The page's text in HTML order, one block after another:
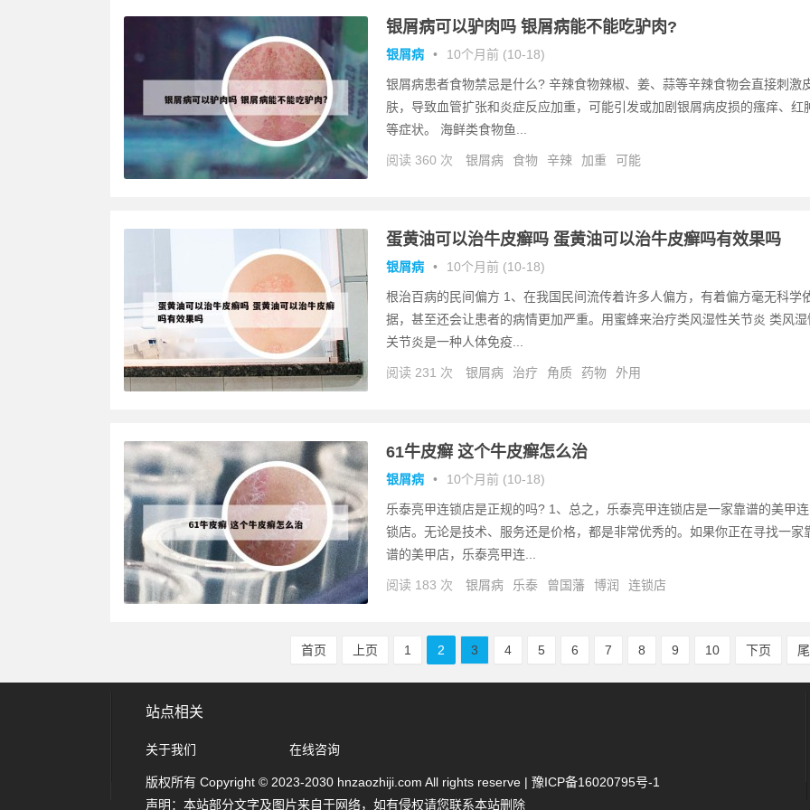
银屑病可以驴肉吗 银屑病能不能吃驴肉?
银屑病 • 10个月前 (10-18)
银屑病患者食物禁忌是什么? 辛辣食物辣椒、姜、蒜等辛辣食物会直接刺激
肤，导致血管扩张和炎症反应加重，可能引发或加剧银屑病皮损的瘙痒、红
等症状。 海鲜类食物鱼...
阅读 360 次 银屑病 食物 辛辣 加重 可能
蛋黄油可以治牛皮癣吗 蛋黄油可以治牛皮癣吗有效果吗
银屑病 • 10个月前 (10-18)
根治百病的民间偏方 1、在我国民间流传着许多人偏方，有着偏方毫无科学
据，甚至还会让患者的病情更加严重。用蜜蜂来治疗类风湿性关节炎 类风湿
关节炎是一种人体免疫...
阅读 231 次 银屑病 治疗 角质 药物 外用
61牛皮癣 这个牛皮癣怎么治
银屑病 • 10个月前 (10-18)
乐泰亮甲连锁店是正规的吗? 1、总之，乐泰亮甲连锁店是一家靠谱的美甲连
锁店。无论是技术、服务还是价格，都是非常优秀的。如果你正在寻找一家
谱的美甲店，乐泰亮甲连...
阅读 183 次 银屑病 乐泰 曾国藩 博润 连锁店
首页 上页 1 2 3 4 5 6 7 8 9 10 下页
站点相关
关于我们 在线咨询
版权所有 Copyright © 2023-2030 hnzaozhiji.com All rights reserve | 豫ICP备16020795号-1
声明：本站部分文字及图片来自于网络，如有侵权请您联系本站删除